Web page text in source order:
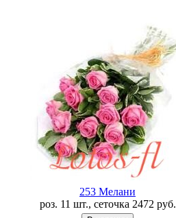
253 Мелани
роз. 11 шт., сеточка 2472 руб.